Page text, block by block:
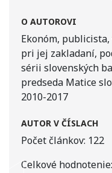
O AUTOROVI
Ekonóm,
pri jej zakladaní,
sérii slovenských
predseda Matice
2010-2017
AUTOR V ČÍSLACH
Počet článkov: 122
Celkové hodnotenie: